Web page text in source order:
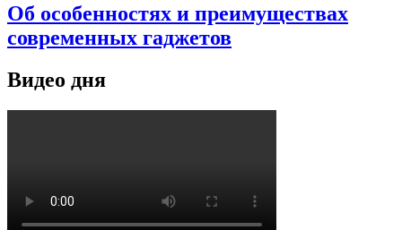
Об особенностях и преимуществах
современных гаджетов
Видео дня